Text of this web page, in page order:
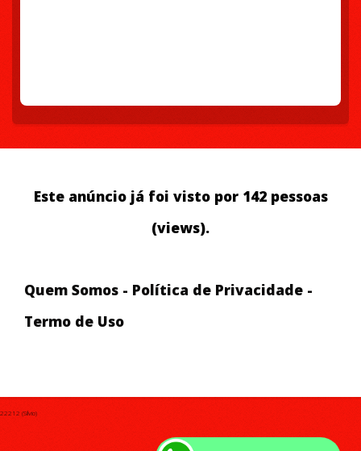
Este anúncio já foi visto por 142 pessoas
(views).
Quem Somos - Política de Privacidade -
Termo de Uso
22212 (Silvio)